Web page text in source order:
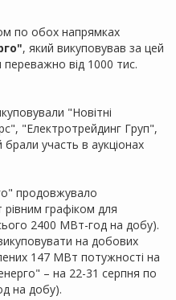
по обох напрямках
, який викуповував за цей
від 1000 тис.
"Новітні
"Електротрейдинг Груп",
участь в аукціонах
продовжувало
графіком для
2400 МВт-год на добу).
на добових
147 МВт потужності на
– на 22-31 серпня по
на добу).